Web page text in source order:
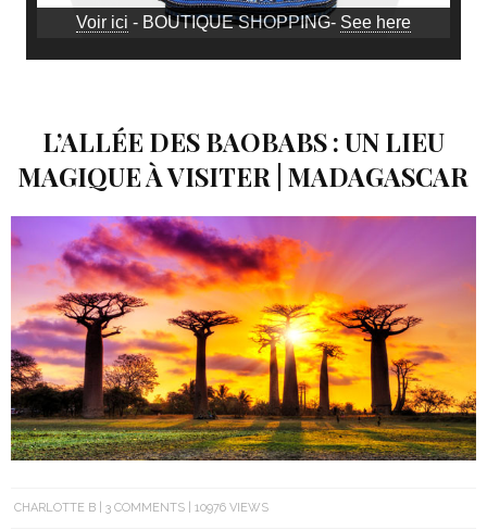
Voir ici - BOUTIQUE SHOPPING- See here
L’ALLÉE DES BAOBABS : UN LIEU
MAGIQUE À VISITER | MADAGASCAR
CHARLOTTE B 3 COMMENTS 10976 VIEWS